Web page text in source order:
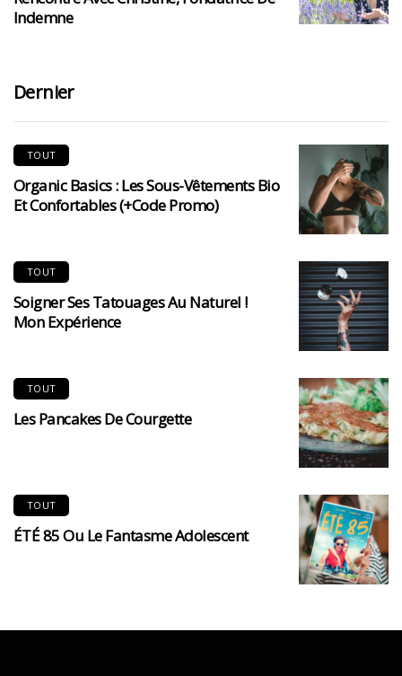
Indemne
Dernier
TOUT
Organic Basics : Les Sous-Vêtements Bio
Et Confortables (+code Promo)
TOUT
Soigner Ses Tatouages Au Naturel !
Mon Expérience
TOUT
Les Pancakes De Courgette
TOUT
ÉTÉ 85 Ou Le Fantasme Adolescent